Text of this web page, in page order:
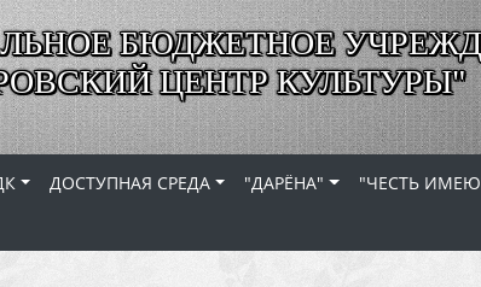
БЮДЖЕТНОЕ
ЦЕНТР КУЛЬТУРЫ"
ДОСТУПНАЯ СРЕДА "ДАРЁНА"
"ЧЕСТЬ